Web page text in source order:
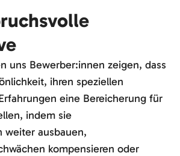
uns Bewerber:innen zeigen, dass
ihren speziellen
eine Bereicherung für
indem sie
weiter ausbauen,
kompensieren oder